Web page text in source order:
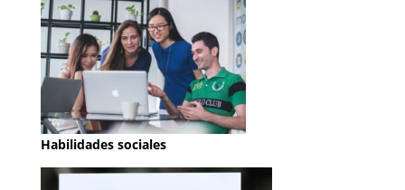
Habilidades sociales